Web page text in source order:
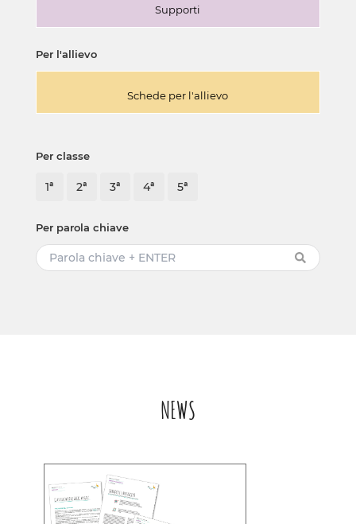
Supporti
Per l'allievo
Schede per l'allievo
Per classe
1ª 2ª 3ª 4ª 5ª
Per parola chiave
NEWS